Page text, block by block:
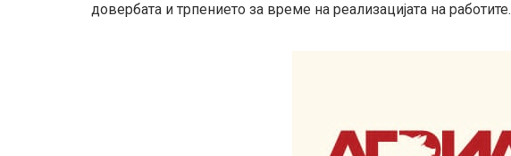
довербата и трпението за време на реализацијата на работите.